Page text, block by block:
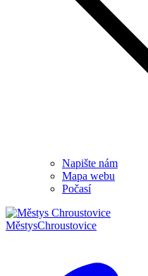
Napište nám
Mapa webu
Počasí
MěstysChroustovice